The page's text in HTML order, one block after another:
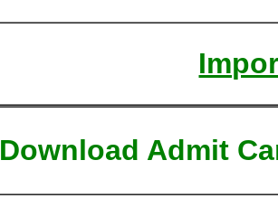
Download Admit